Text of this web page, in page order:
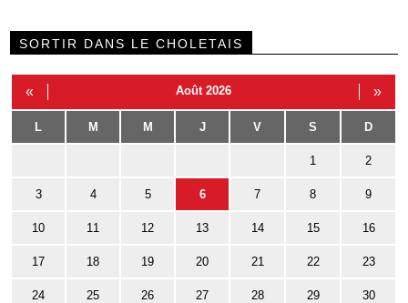
SORTIR DANS LE CHOLETAIS
« Août 2026 »
L M M J V S D
1 2
3 4 5 6 7 8 9
10 11 12 13 14 15 16
17 18 19 20 21 22 23
24 25 26 27 28 29 30